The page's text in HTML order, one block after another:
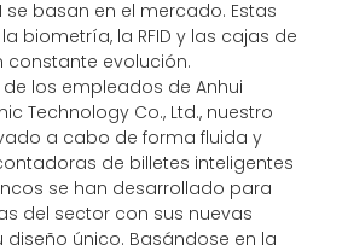
se basan en el mercado. Estas
biometría, la RFID y las cajas de
constante evolución.
los empleados de Anhui
Technology Co., Ltd., nuestro
a cabo de forma fluida y
de billetes inteligentes
se han desarrollado para
del sector con sus nuevas
único. Basándose en la